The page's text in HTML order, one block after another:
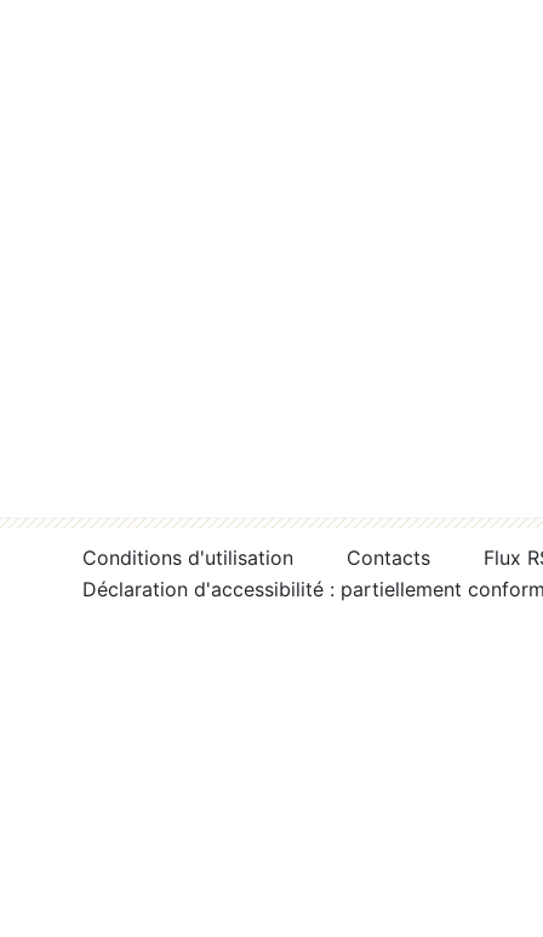
Conditions d'utilisation Contacts
Flux
Déclaration d'accessibilité : partiellement